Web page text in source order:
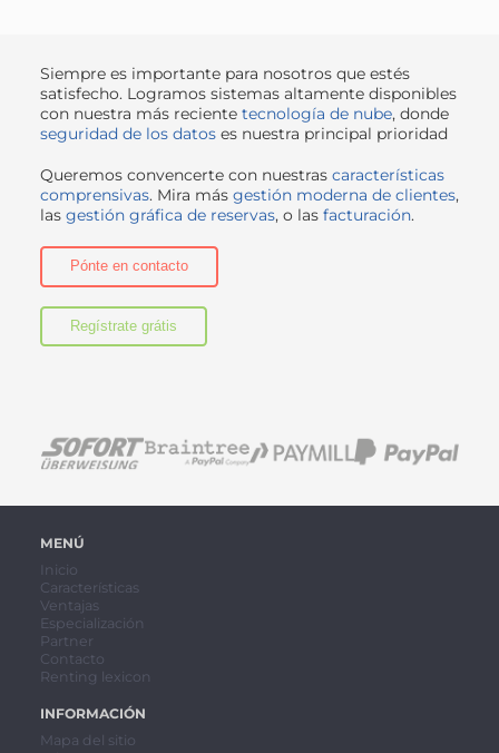
Siempre es importante para nosotros que estés
satisfecho. Logramos sistemas altamente disponibles
con nuestra más reciente tecnología de nube, donde
seguridad de los datoses nuestra principal prioridad
Queremos convencerte con nuestras características
comprensivas. Mira más gestión moderna de clientes,
las gestión gráfica de reservas, o las facturación.
Pónte en contacto
Regístrate grátis
MENÚ
Inicio
Características
Ventajas
Especialización
Partner
Contacto
Renting lexicon
INFORMACIÓN
Mapa del sitio